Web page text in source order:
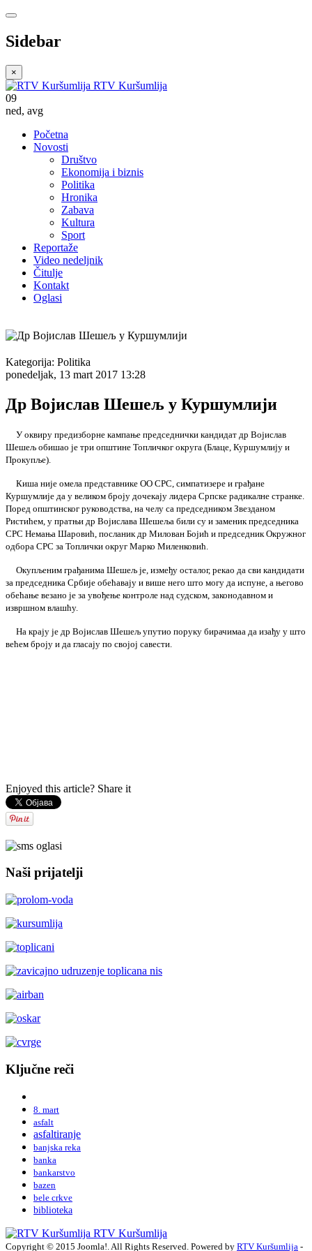
Sidebar
×
RTV Kuršumlija
09
ned, avg
Početna
Novosti
Društvo
Ekonomija i biznis
Politika
Hronika
Zabava
Kultura
Sport
Reportaže
Video nedeljnik
Čitulje
Kontakt
Oglasi
Kategorija: Politika
ponedeljak, 13 mart 2017 13:28
Др Војислав Шешељ у Куршумлији
У оквиру предизборне кампање председнички кандидат др Војислав
Шешељ обишао је три општине Топличког округа (Блаце, Куршумлију и
Прокупље).
Киша није омела представнике ОО СРС, симпатизере и грађане
Куршумлије да у великом броју дочекају лидера Српске радикалне странке.
Поред општинског руководства, на челу са председником Звезданом
Ристићем, у пратњи др Војислава Шешеља били су и заменик председника
СРС Немања Шаровић, посланик др Милован Бојић и председник Окружног
одбора СРС за Топлички округ Марко Миленковић.
Окупљеним грађанима Шешељ је, између осталог, рекао да сви кандидати
за председника Србије обећавају и више него што могу да испуне, а његово
обећање везано је за увођење контроле над судском, законодавном и
извршном влашћу.
На крају је др Војислав Шешељ упутио поруку бирачимаа да изађу у што
већем броју и да гласају по својој савести.
Enjoyed this article? Share it
Naši prijatelji
Ključne reči
8. mart
asfalt
asfaltiranje
banjska reka
banka
bankarstvo
bazen
bele crkve
biblioteka
RTV Kuršumlija
Copyright © 2015 Joomla!. All Rights Reserved. Powered by RTV Kuršumlija -